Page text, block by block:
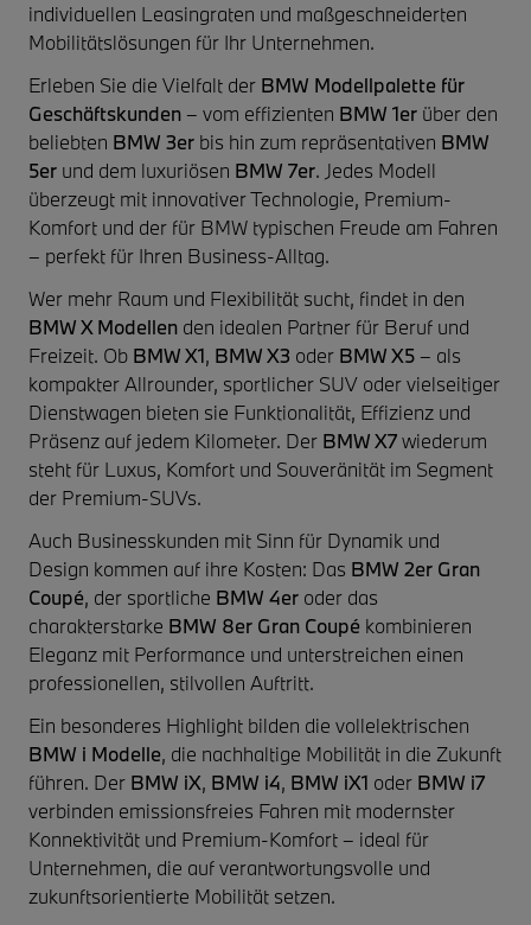
individuellen Leasingraten und maßgeschneiderten
Mobilitätslösungen für Ihr Unternehmen.
Erleben Sie die Vielfalt der BMW Modellpalette für
Geschäftskunden– vom effizienten BMW 1er über den
beliebten BMW 3er bis hin zum repräsentativen BMW
5er und dem luxuriösen BMW 7er. Jedes Modell
überzeugt mit innovativer Technologie, Premium-
Komfort und der für BMW typischen Freude am Fahren
– perfekt für Ihren Business-Alltag.
Wer mehr Raum und Flexibilität sucht, findet in den
BMW X Modellen den idealen Partner für Beruf und
Freizeit. Ob BMW X1, BMW X3 oder BMW X5– als
kompakter Allrounder, sportlicher SUV oder vielseitiger
Dienstwagen bieten sie Funktionalität, Effizienz und
Präsenz auf jedem Kilometer. Der BMW X7wiederum
steht für Luxus, Komfort und Souveränität im Segment
der Premium-SUVs.
Auch Businesskunden mit Sinn für Dynamik und
Design kommen auf ihre Kosten: Das BMW 2er Gran
Coupé, der sportliche BMW 4er oder das
charakterstarke BMW 8er Gran Coupé kombinieren
Eleganz mit Performance und unterstreichen einen
professionellen, stilvollen Auftritt.
Ein besonderes Highlight bilden die vollelektrischen
BMW i Modelle, die nachhaltige Mobilität in die Zukunft
führen. Der BMW iX, BMW i4, BMW iX1 oder BMW i7
verbinden emissionsfreies Fahren mit modernster
Konnektivität und Premium-Komfort – ideal für
Unternehmen, die auf verantwortungsvolle und
zukunftsorientierte Mobilität setzen.